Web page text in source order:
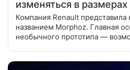
изменяться в размерах
Компания Renault представила
названием Morphoz. Главная
необычного прототипа —